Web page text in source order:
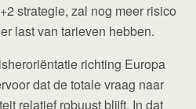
strategie, zal nog meer risico
last van tarieven hebben.
richting Europa
dat de totale vraag naar
relatief robuust blijft. In dat